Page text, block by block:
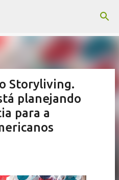
principal
Storyliving.
planejando
para a